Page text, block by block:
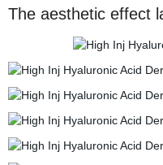
The aesthetic effect